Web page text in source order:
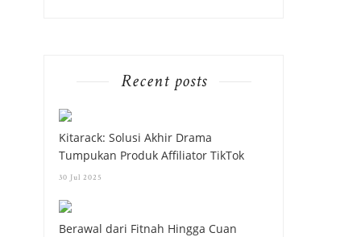
Recent posts
Kitarack: Solusi Akhir Drama
Tumpukan Produk Affiliator TikTok
30 Jul 2025
Berawal dari Fitnah Hingga Cuan